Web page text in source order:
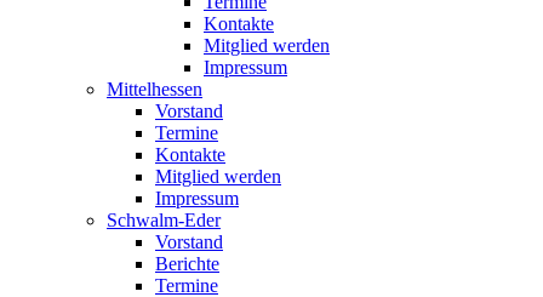
Kontakte
Mitglied werden
Impressum
Mittelhessen
Vorstand
Termine
Kontakte
Mitglied werden
Impressum
Schwalm-Eder
Vorstand
Berichte
Termine